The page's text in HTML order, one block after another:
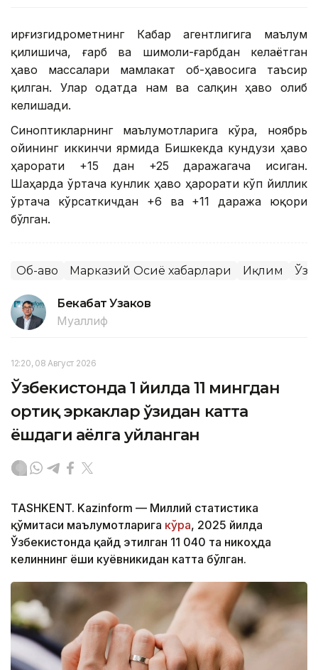
Қирғизгидрометнинг Кабар агентлигига маълум
қилишича, ғарб ва шимоли-ғарбдан келаётган
ҳаво массалари мамлакат об-ҳавосига таъсир
қилган. Улар одатда нам ва салқин ҳаво олиб
келишади.
Синоптикларнинг маълумотларига кўра, ноябрь
ойининг иккинчи ярмида Бишкекда кундузи ҳаво
ҳарорати +15 дан +25 даражагача исиган.
Шаҳарда ўртача кунлик ҳаво ҳарорати кўп йиллик
ўртача кўрсаткичдан +6 ва +11 даража юқори
бўлган.
Об-ҳаво Марказий Осиё хабарлари Иқлим
Бекабат Узаков
Муаллиф
12:20, 08 Август 2026
Ўзбекистонда 1 йилда 11 мингдан
ортиқ эркаклар ўзидан катта
ёшдаги аёлга уйланган
TASHKENT. Kazinform — Миллий статистика
қўмитаси маълумотларига кўра, 2025 йилда
Ўзбекистонда қайд этилган 11 040 та никоҳда
келиннинг ёши куёвникидан катта бўлган.